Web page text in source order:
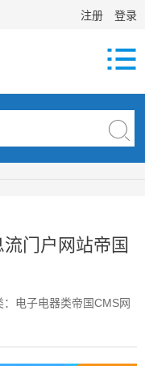
注册 登录

门户网站帝国
电子电器类帝国CMS网